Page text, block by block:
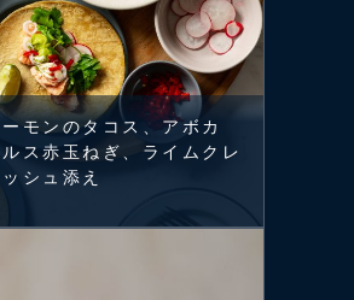
モンのタコス、アボカ
ルス赤玉ねぎ、ライムクレ
シュ添え